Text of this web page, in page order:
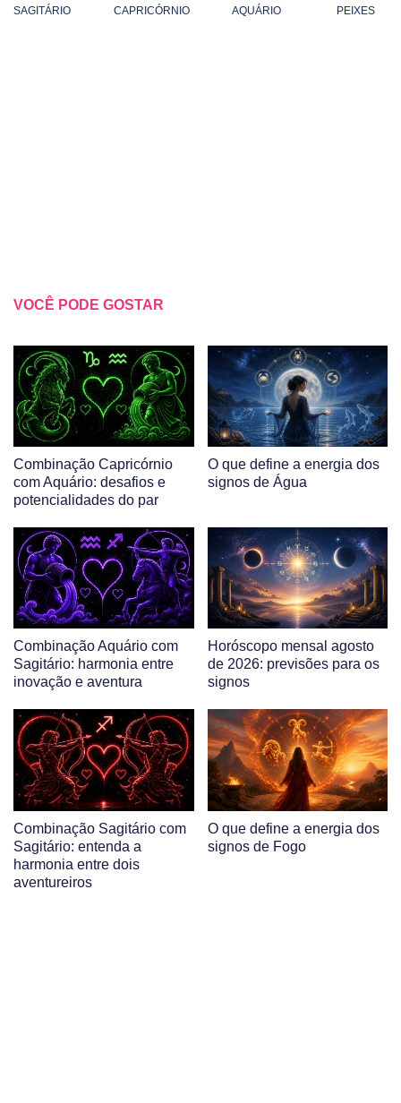
SAGITÁRIO CAPRICÓRNIO AQUÁRIO PEIXES
VOCÊ PODE GOSTAR
Combinação Capricórnio
com Aquário: desafios e
potencialidades do par
O que define a energia dos
signos de Água
Combinação Aquário com
Sagitário: harmonia entre
inovação e aventura
Horóscopo mensal agosto
de 2026: previsões para os
signos
Combinação Sagitário com
Sagitário: entenda a
harmonia entre dois
aventureiros
O que define a energia dos
signos de Fogo